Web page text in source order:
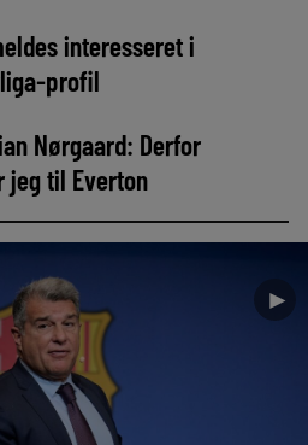
interesseret i
profil
Nørgaard: Derfor
jeg til Everton
►